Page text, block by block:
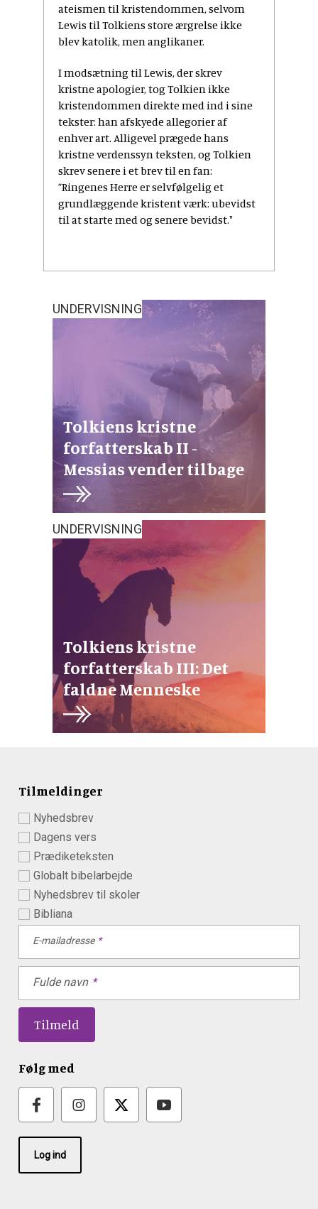
ateismen til kristendommen, selvom
Lewis til Tolkiens store ærgrelse ikke
blev katolik, men anglikaner.
I modsætning til Lewis, der skrev
kristne apologier, tog Tolkien ikke
kristendommen direkte med ind i sine
tekster: han afskyede allegorier af
enhver art. Alligevel prægede hans
kristne verdenssyn teksten, og Tolkien
skrev senere i et brev til en fan:
”Ringenes Herre er selvfølgelig et
grundlæggende kristent værk: ubevidst
til at starte med og senere bevidst."
UNDERVISNING
Tolkiens kristne
forfatterskab II -
Messias vender tilbage
UNDERVISNING
Tolkiens kristne
forfatterskab III: Det
faldne Menneske
Tilmeldinger
Nyhedsbrev
Dagens vers
Prædiketeksten
Globalt bibelarbejde
Nyhedsbrev til skoler
Bibliana
E-mailadresse
Fulde navn
Følg med
Log ind